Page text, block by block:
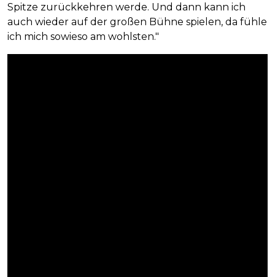
Spitze zurückkehren werde. Und dann kann ich
auch wieder auf der großen Bühne spielen, da fühle
ich mich sowieso am wohlsten."